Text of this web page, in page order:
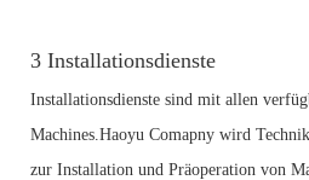
3 Installationsdienste
Installationsdienste sind mit allen
Machines.Haoyu Comapny wird
zur Installation und Präoperation von